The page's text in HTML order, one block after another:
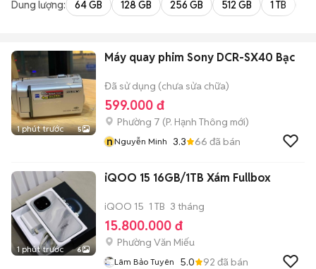
Dung lượng: 64 GB 128 GB 256 GB 512 GB 1 TB
1 phút trước 5
Máy quay phim Sony DCR-SX40 Bạc
Đã sử dụng (chưa sửa chữa)
599.000 đ
Phường 7 (P. Hạnh Thông mới)
nNguyễn Minh 3.3 66 đã bán
1 phút trước 6
iQOO 15 16GB/1TB Xám Fullbox
iQOO 15 1 TB 3 tháng
15.800.000 đ
Phường Văn Miếu
Lâm Bảo Tuyên 5.0 92 đã bán